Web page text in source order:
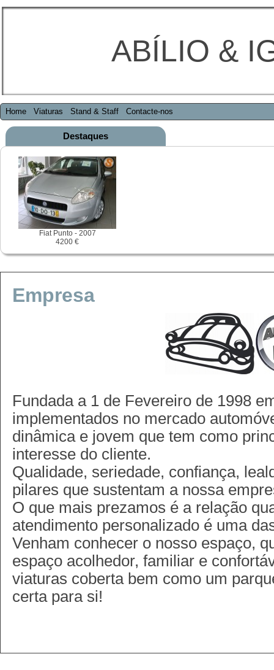
ABÍLIO &
Home Viaturas Stand & Staff Contacte-nos
Destaques
Fiat Punto - 2007
4200 €
Empresa
Fundada a 1 de Fevereiro de 1998
implementados no mercado
dinâmica e jovem que tem como
interesse do cliente.
Qualidade, seriedade, confiança,
pilares que sustentam a nossa
O que mais prezamos é a relação
atendimento personalizado é uma
Venham conhecer o nosso espaço,
espaço acolhedor, familiar e
viaturas coberta bem como um
certa para si!